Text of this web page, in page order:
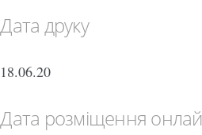
Дата друку
18.06.20
Дата розміщення